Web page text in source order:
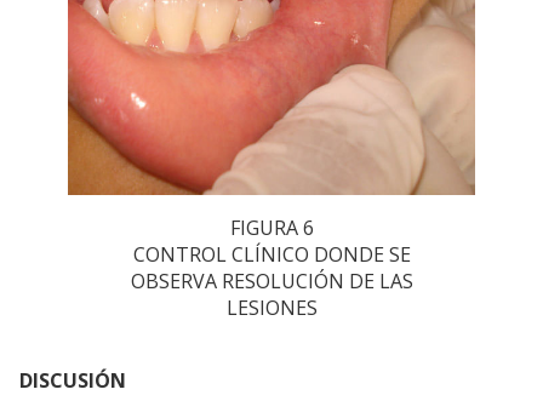
FIGURA 6
CONTROL CLÍNICO DONDE SE
OBSERVA RESOLUCIÓN DE LAS
LESIONES
DISCUSIÓN